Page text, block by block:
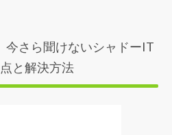
今さら聞けないシャドーIT
と解決方法